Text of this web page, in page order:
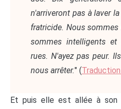
n'arriveront pas à laver
fratricide. Nous
sommes intelligents et
rues. N'ayez pas peur.
nous arrêter." (
Et puis elle est allée à